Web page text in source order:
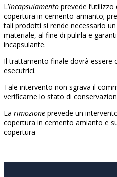
L’incapsulamento prevede
copertura in cemento-amianto;
tali prodotti si rende necessario
materiale, al fine di pulirla e
incapsulante.
Il trattamento finale dovrà essere
esecutrici.
Tale intervento non sgrava il
verificarne lo stato di
La rimozione prevede un
copertura in cemento amianto e
copertura